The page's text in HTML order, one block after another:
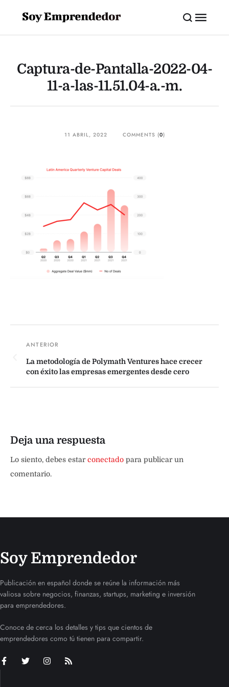
Captura-de-Pantalla-2022-04-
11-a-las-11.51.04-a.-m.
11 ABRIL, 2022 COMMENTS (0)
La metodología de Polymath Ventures hace crecer
con éxito las empresas emergentes desde cero
Deja una respuesta
Lo siento, debes estarconectado para publicar un
comentario.
Soy Emprendedor
Publicación en español donde se reúne la información más
valiosa sobre negocios, finanzas, startups, marketing e inversión
para emprendedores.
Conoce de cerca los detalles y tips que cientos de
emprendedores como tú tienen para compartir.